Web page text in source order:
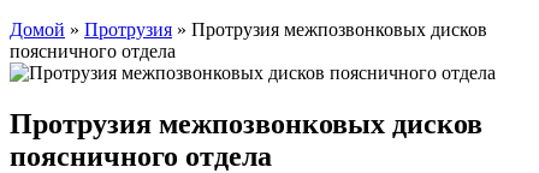
Домой » Протрузия » Протрузия межпозвонковых дисков
поясничного отдела
Протрузия межпозвонковых дисков
поясничного отдела